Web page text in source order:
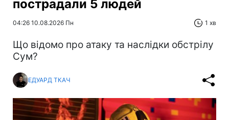
пострадали 5 людей
04:26 10.08.2026 Пн 1 хв
Що відомо про атаку та наслідки обстрілу
Сум?
ЕДУАРД ТКАЧ